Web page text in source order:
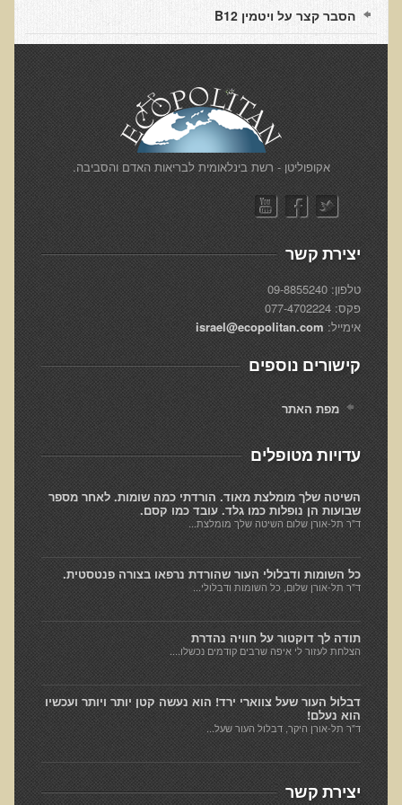
ענבל ליבסקי, Bsc, ND
ד"ר גבריאל שמלוב MD
ד"ר עדיאל תל-אורן
ד"ר שולמית לוריא (MD)
איפה נמצא ד"ר תל-אורן
אקופוליטן רשת בינ"ל לבריאות האדם והסביבה
מיהו ד"ר עדיאל תל-אורן
הארגון למזעור החשיפה האלקטרומגנטית
מרפ"י - המרכז לרפואה פונקציונאלית בישראל
הארגון העולמי לבריאות נפשית פונקציונאלית
הקלה בדיכאון חמור
חקר יוחסין חוצה דורות MTTG
דיטוקסיפיקציה של הנפש EMDR
EMDR BSP MTTG
הארגון הישראלי לרפואת שיניים פונקציונאלית
תסמונת הנוירון הוקסי
מחקרים וספרות מדעית
רפואת שיניים ללא כספית ואמלגם
גולשים ממליצים
צור קשר
הסמכה
סדנאות מעמיקות להסמכה
טיהור רעלים
שאלות ותשובות מסדנת טיהור רעלים
הסבר קצר על ויטמין B12
​אקופוליטן - רשת בינלאומית לבריאות האדם והסביבה.
יצירת קשר
טלפון: 09-8855240
פקס: 077-4702224
אימייל: israel@ecopolitan.com
קישורים נוספים
מפת האתר
עדויות מטופלים
השיטה שלך מומלצת מאוד. הורדתי כמה שומות. לאחר מספר
שבועות הן נופלות כמו גלד. עובד כמו קסם.
ד"ר תל-אורן שלום השיטה שלך מומלצת...
כל השומות ודבלולי העור שהורדת נרפאו בצורה פנטסטית.
ד"ר תל-אורן שלום, כל השומות ודבלולי...
תודה לך דוקטור על חוויה נהדרת
הצלחת לעזור לי איפה שרבים קודמים נכשלו....
דבלול העור שעל צווארי ירד! הוא נעשה קטן יותר ויותר ועכשיו
הוא נעלם!
ד"ר תל-אורן היקר, דבלול העור שעל...
יצירת קשר